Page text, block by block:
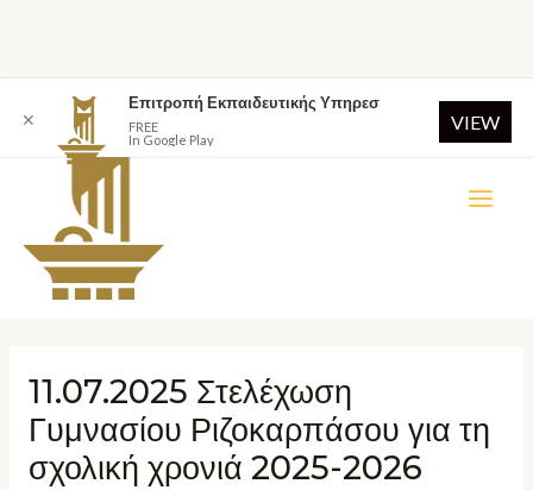
11.07.2025 Στελέχωση
Γυμνασίου Ριζοκαρπάσου για τη
σχολική χρονιά 2025-2026
✕
Επιτροπή Εκπαιδευτικής Υπηρεσ
FREE
In Google Play
VIEW